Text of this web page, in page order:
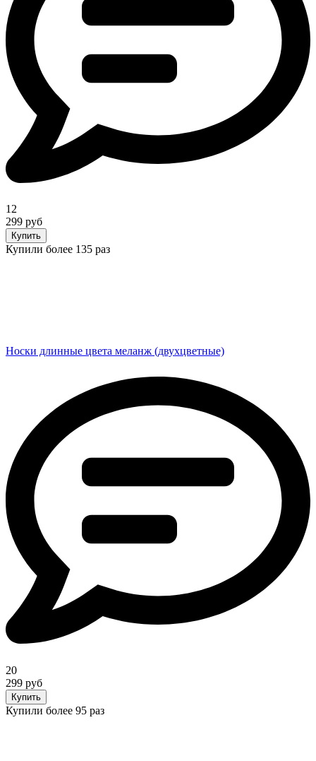
12
299 руб
Купить
Купили более 135 раз
Носки длинные цвета меланж (двухцветные)
20
299 руб
Купить
Купили более 95 раз